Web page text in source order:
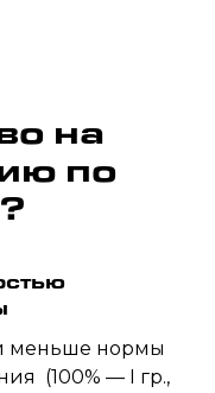
на
по
меньше нормы
(100% — I гр.,